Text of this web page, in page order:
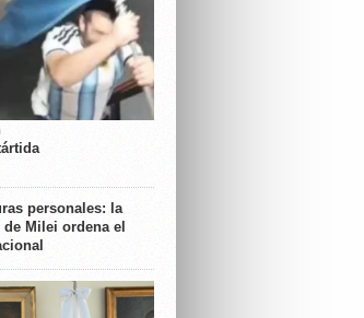
personales: la
Milei ordena el